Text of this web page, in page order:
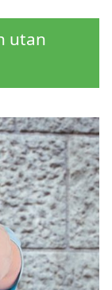
utan